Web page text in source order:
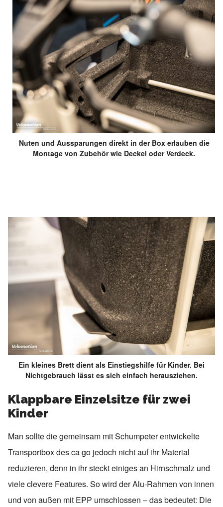
Nuten und Aussparungen direkt in der Box erlauben die
Montage von Zubehör wie Deckel oder Verdeck.
Ein kleines Brett dient als Einstiegshilfe für Kinder. Bei
Nichtgebrauch lässt es sich einfach herausziehen.
Klappbare Einzelsitze für zwei
Kinder
Man sollte die gemeinsam mit Schumpeter entwickelte
Transportbox des ca go jedoch nicht auf ihr Material
reduzieren, denn in ihr steckt einiges an Hirnschmalz und
viele clevere Features. So wird der Alu-Rahmen von innen
und von außen mit EPP umschlossen – das bedeutet: Die